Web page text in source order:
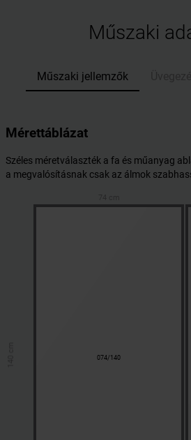
Műszaki
Műszaki jellemzők
Mérettáblázat
Széles méretválaszték a fa és műanyag
a megvalósításnak csak az álmok
074/140